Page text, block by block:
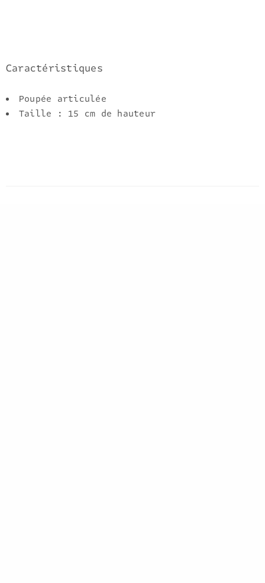
Caractéristiques
Poupée articulée
Taille : 15 cm de hauteur